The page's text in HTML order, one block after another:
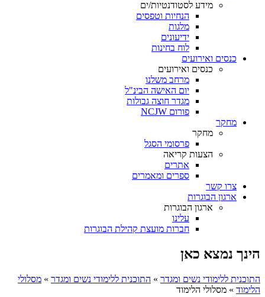
מידע לסטודנטיות/ים
הנחיות וטפסים
מלגות
ידיעונים
לוח בחינות
כנסים ואירועים
כנסים ואירועים
מרחב משלנו
יום האישה הבינ"ל
מגדר חוצה גבולות
פורום NCJW
מחקר
מחקר
פרסומי הסגל
הצעות קריאה
אתרים
ספרים ומאמרים
צרו קשר
ארגון הבוגרות
ארגון הבוגרות
עלינו
חברות מועצת קהילת הבוגרות
הינך נמצא כאן
התוכנית ללימודי נשים ומגדר » התוכנית ללימודי נשים ומגדר » מסלולי
הלימוד » מסלולי הלימוד